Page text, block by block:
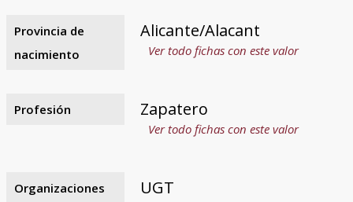
Provincia de
nacimiento
Alicante/Alacant
Ver todo fichas con este valor
Profesión Zapatero
Ver todo fichas con este valor
Organizaciones
UGT